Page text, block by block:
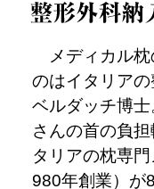
メディカル枕
のはイタリアの
ベルダッチ博
さんの首の負
タリアの枕専
980年創業）が